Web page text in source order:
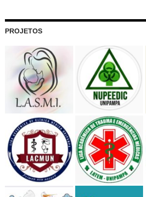
PROJETOS